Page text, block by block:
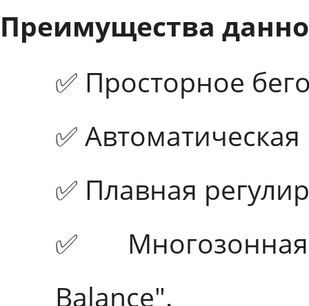
Преимущества
✅ Просторное
✅
✅ Плавная
✅
Вalance".